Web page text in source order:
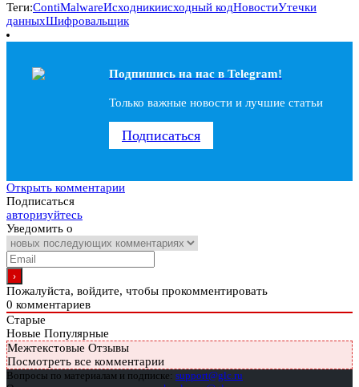
Теги:ContiMalwareИсходникиисходный кодНовостиУтечки
данныхШифровальщик
Подпишись на наc в Telegram!
Только важные новости и лучшие статьи
Подписаться
Открыть комментарии
Подписаться
авторизуйтесь
Уведомить о
Пожалуйста, войдите, чтобы прокомментировать
0 комментариев
Старые
Новые Популярные
Межтекстовые Отзывы
Посмотреть все комментарии
Вопросы по материалам и подписке: support@glc.ru